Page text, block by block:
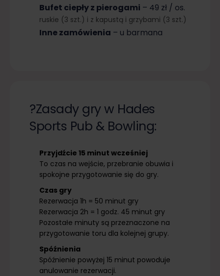
Bufet ciepły z pierogami – 49 zł / os.
ruskie (3 szt.) i z kapustą i grzybami (3 szt.)
Inne zamówienia – u barmana
?Zasady gry w Hades
Sports Pub & Bowling:
Przyjdźcie 15 minut wcześniej
To czas na wejście, przebranie obuwia i
spokojne przygotowanie się do gry.
Czas gry
Rezerwacja 1h = 50 minut gry
Rezerwacja 2h = 1 godz. 45 minut gry
Pozostałe minuty są przeznaczone na
przygotowanie toru dla kolejnej grupy.
Spóźnienia
Spóźnienie powyżej 15 minut powoduje
anulowanie rezerwacji.